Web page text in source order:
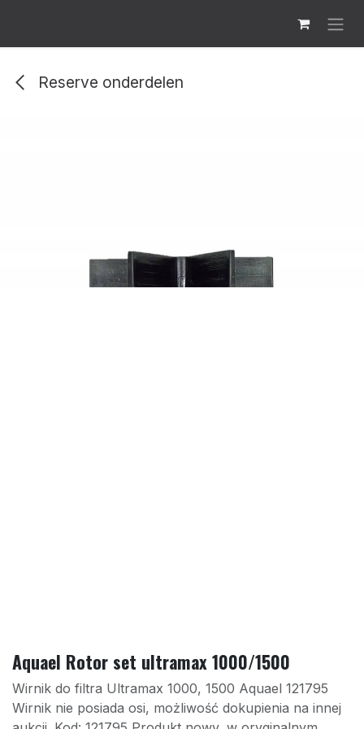
Reserve onderdelen
Aquael Rotor set ultramax 1000/1500
Wirnik do filtra Ultramax 1000, 1500 Aquael 121795
Wirnik nie posiada osi, możliwość dokupienia na innej